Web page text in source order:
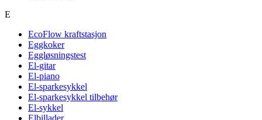
E
EcoFlow kraftstasjon
Eggkoker
Eggløsningstest
El-gitar
El-piano
El-sparkesykkel
El-sparkesykkel tilbehør
El-sykkel
Elbillader